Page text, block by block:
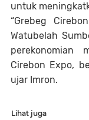
untuk
“Grebeg
Watubelah
perekonomian
Cirebon Expo,
ujar Imron.
Lihat juga